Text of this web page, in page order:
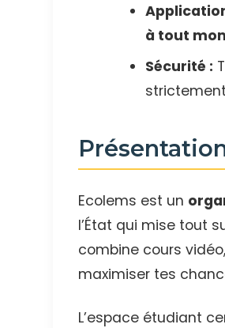
à tout
Sécurité :
Ecolems est un
l’État qui mise tout
combine cours
maximiser tes
L’espace étudiant